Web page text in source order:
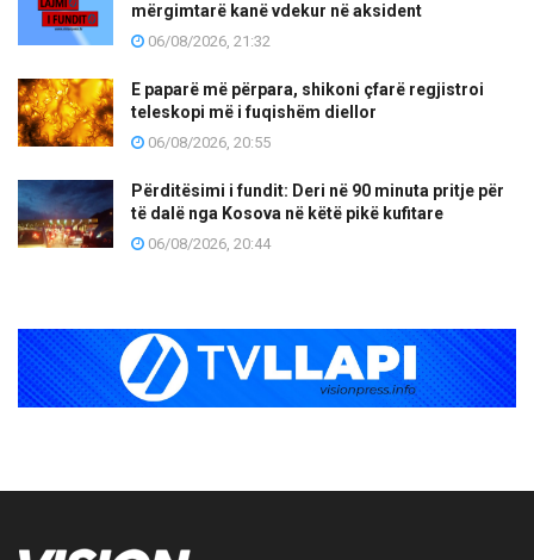
mërgimtarë kanë vdekur në aksident
06/08/2026, 21:32
E paparë më përpara, shikoni çfarë regjistroi
teleskopi më i fuqishëm diellor
06/08/2026, 20:55
Përditësimi i fundit: Deri në 90 minuta pritje për
të dalë nga Kosova në këtë pikë kufitare
06/08/2026, 20:44